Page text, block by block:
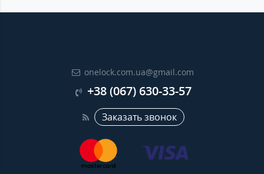
onelock.com.ua@gmail.com
+38 (067) 630-33-57
Заказать звонок